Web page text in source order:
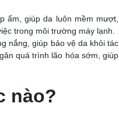
ẩm, giúp da luôn mềm mượt,
trong môi trường máy lạnh.
nắng, giúp bảo vệ da khỏi tác
quá trình lão hóa sớm, giúp
nào?